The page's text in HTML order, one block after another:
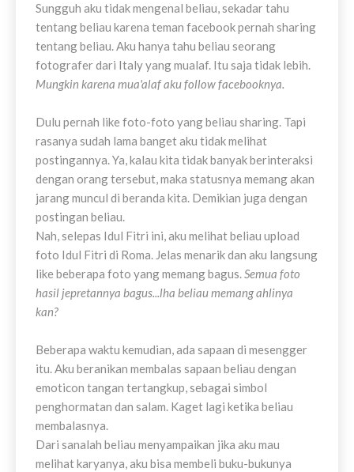
Sungguh aku tidak mengenal beliau, sekadar tahu
tentang beliau karena teman facebook pernah sharing
tentang beliau. Aku hanya tahu beliau seorang
fotografer dari Italy yang mualaf. Itu saja tidak lebih.
Mungkin karena mua'alaf aku follow facebooknya.
Dulu pernah like foto-foto yang beliau sharing. Tapi
rasanya sudah lama banget aku tidak melihat
postingannya. Ya, kalau kita tidak banyak berinteraksi
dengan orang tersebut, maka statusnya memang akan
jarang muncul di beranda kita. Demikian juga dengan
postingan beliau.
Nah, selepas Idul Fitri ini, aku melihat beliau upload
foto Idul Fitri di Roma. Jelas menarik dan aku langsung
like beberapa foto yang memang bagus.Semua foto
hasil jepretannya bagus...lha beliau memang ahlinya
kan?
Beberapa waktu kemudian, ada sapaan di mesengger
itu. Aku beranikan membalas sapaan beliau dengan
emoticon tangan tertangkup, sebagai simbol
penghormatan dan salam. Kaget lagi ketika beliau
membalasnya.
Dari sanalah beliau menyampaikan jika aku mau
melihat karyanya, aku bisa membeli buku-bukunya